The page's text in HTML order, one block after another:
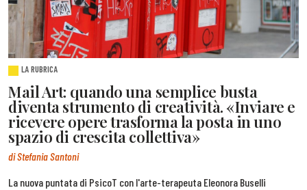
LA RUBRICA
Mail Art: quando una semplice busta
diventa strumento di creatività. «Inviare e
ricevere opere trasforma la posta in uno
spazio di crescita collettiva»
di Stefania Santoni
La nuova puntata di PsicoT con l'arte-terapeuta Eleonora Buselli